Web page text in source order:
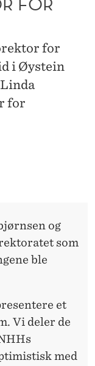
for
i Øystein
for
og
som
ble
et
Vi deler de
med